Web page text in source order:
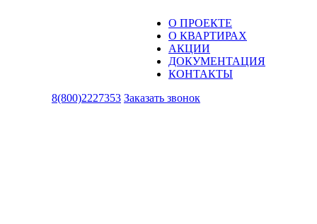
О ПРОЕКТЕ
О КВАРТИРАХ
АКЦИИ
ДОКУМЕНТАЦИЯ
КОНТАКТЫ
8(800)2227353 Заказать звонок